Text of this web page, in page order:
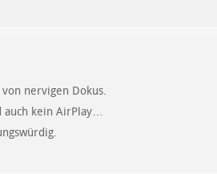
nervigen Dokus.
auch kein AirPlay…